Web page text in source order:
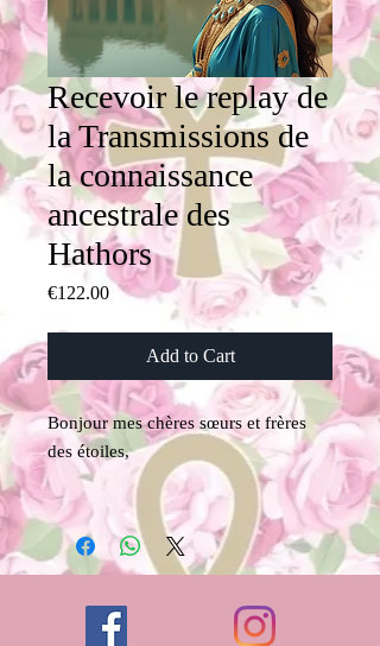
Recevoir le replay de
la Transmissions de
la connaissance
ancestrale des
Hathors
€122.00Price
Add to Cart
Bonjour mes chères sœurs et frères
des étoiles,
Nous sommes en joie de vous
présenter une nouveauté 2026 ,éclairé